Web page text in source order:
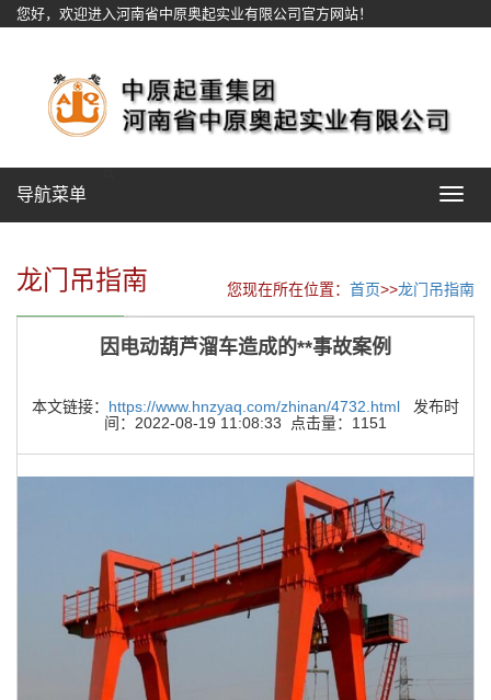
您好，欢迎进入河南省中原奥起实业有限公司官方网站！
Toggle
导航菜单
龙门吊指南 您现在所在位置： 首页>>龙门吊指南
因电动葫芦溜车造成的**事故案例
本文链接： https://www.hnzyaq.com/zhinan/4732.html 发布时
间：2022-08-19 11:08:33 点击量：1151